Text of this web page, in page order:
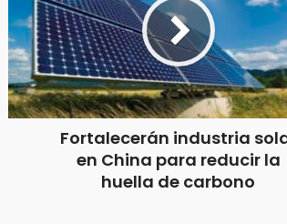
Fortalecerán industria
en China para reducir la
huella de carbono